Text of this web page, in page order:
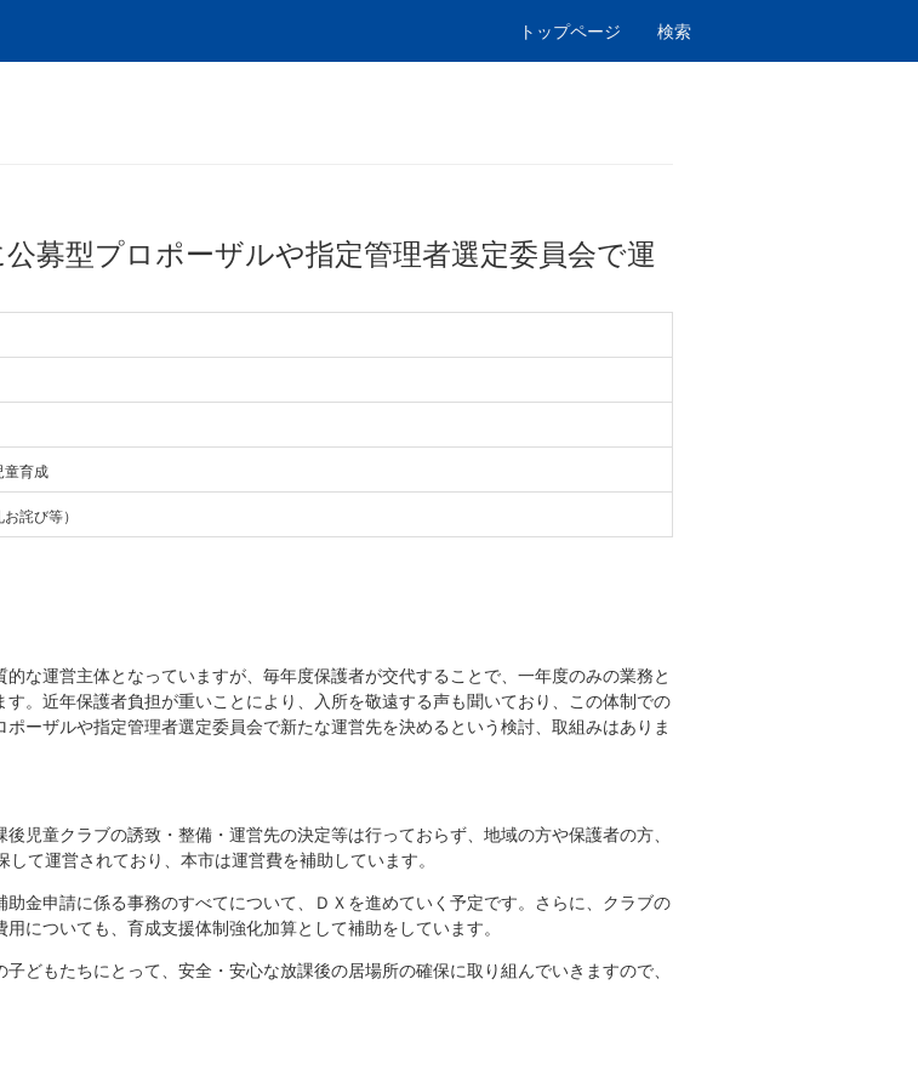
トップページ 検索
募型プロポーザルや指定管理者選定委員会で運
童育成
詫び等）
な運営主体となっていますが、毎年度保護者が交代することで、一年度のみの業務と
。近年保護者負担が重いことにより、入所を敬遠する声も聞いており、この体制での
ーザルや指定管理者選定委員会で新たな運営先を決めるという検討、取組みはありま
児童クラブの誘致・整備・運営先の決定等は行っておらず、地域の方や保護者の方、
て運営されており、本市は運営費を補助しています。
金申請に係る事務のすべてについて、ＤＸを進めていく予定です。さらに、クラブの
についても、育成支援体制強化加算として補助をしています。
どもたちにとって、安全・安心な放課後の居場所の確保に取り組んでいきますので、